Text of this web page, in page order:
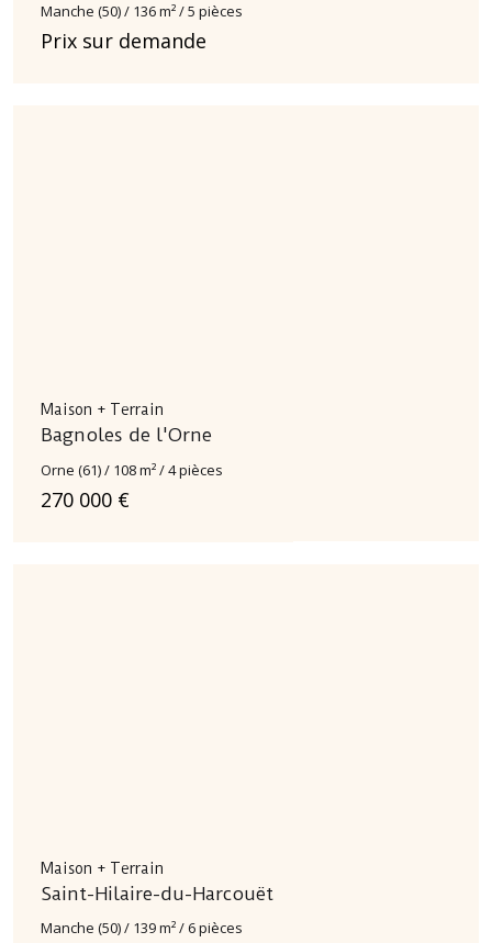
Manche (50) / 136 m² / 5 pièces
Prix sur demande
Maison + Terrain
Bagnoles de l'Orne
Orne (61) / 108 m² / 4 pièces
270 000 €
Maison + Terrain
Saint-Hilaire-du-Harcouët
Manche (50) / 139 m² / 6 pièces